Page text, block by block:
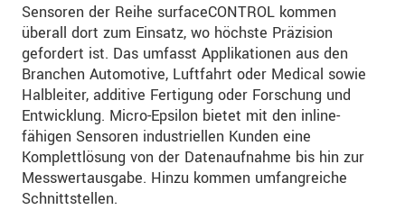
Sensoren der Reihe surfaceCONTROL kommen
überall dort zum Einsatz, wo höchste Präzision
gefordert ist. Das umfasst Applikationen aus den
Branchen Automotive, Luftfahrt oder Medical sowie
Halbleiter, additive Fertigung oder Forschung und
Entwicklung. Micro-Epsilon bietet mit den inline-
fähigen Sensoren industriellen Kunden eine
Komplettlösung von der Datenaufnahme bis hin zur
Messwertausgabe. Hinzu kommen umfangreiche
Schnittstellen.